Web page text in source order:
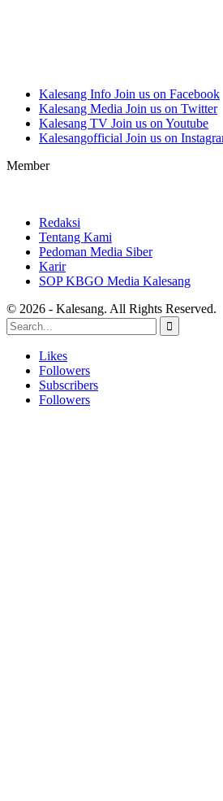
Kalesang Info Join us on Facebook
Kalesang Media Join us on Twitter
Kalesang TV Join us on Youtube
Kalesangofficial Join us on
Member
Redaksi
Tentang Kami
Pedoman Media Siber
Karir
SOP KBGO Media Kalesang
© 2026 - Kalesang. All Rights Reserved.
Likes
Followers
Subscribers
Followers